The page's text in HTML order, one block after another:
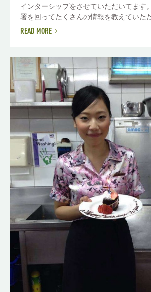
インターシップをさせていただいてます
署を回ってたくさんの情報を教えていただ
READ MORE